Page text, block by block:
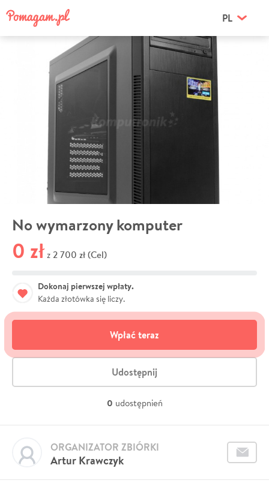
PL
No wymarzony komputer
0 zł z 2 700 zł (Cel)
Dokonaj pierwszej wpłaty.
Każda złotówka się liczy.
Wpłać teraz
Udostępnij
0 udostępnień
Artur Krawczyk
ORGANIZATOR ZBIÓRKI